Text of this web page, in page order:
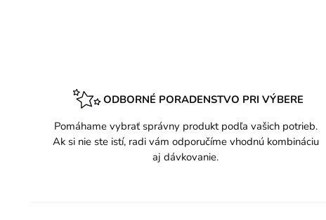
ODBORNÉ PORADENSTVO PRI VÝBERE
Pomáhame vybrať správny produkt podľa vašich potrieb.
Ak si nie ste istí, radi vám odporučíme vhodnú kombináciu
aj dávkovanie.